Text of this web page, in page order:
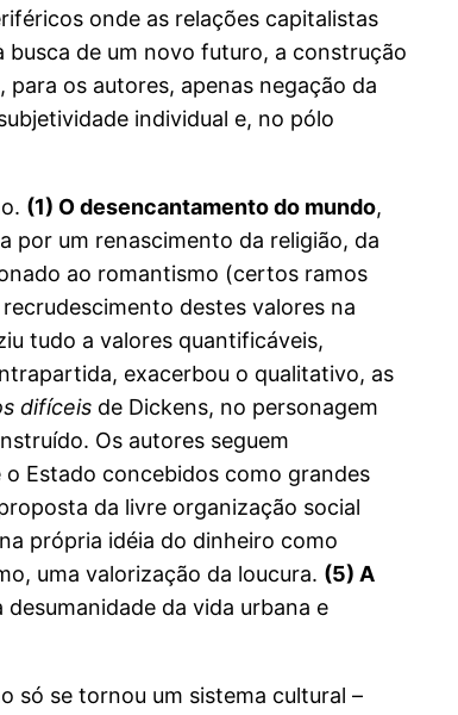
onde as relações capitalistas
busca de um novo futuro, a construção
os autores, apenas negação da
individual e, no pólo
(1) O desencantamento do mundo,
por um renascimento da religião, da
ao romantismo (certos ramos
destes valores na
tudo a valores quantificáveis,
exacerbou o qualitativo, as
difíceis de Dickens, no personagem
Os autores seguem
Estado concebidos como grandes
da livre organização social
própria idéia do dinheiro como
uma valorização da loucura. (5) A
da vida urbana e
só se tornou um sistema cultural –